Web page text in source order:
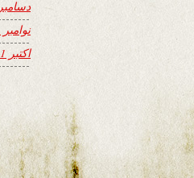
دسامبر 2011
نوامبر 2011
اکتبر 2011